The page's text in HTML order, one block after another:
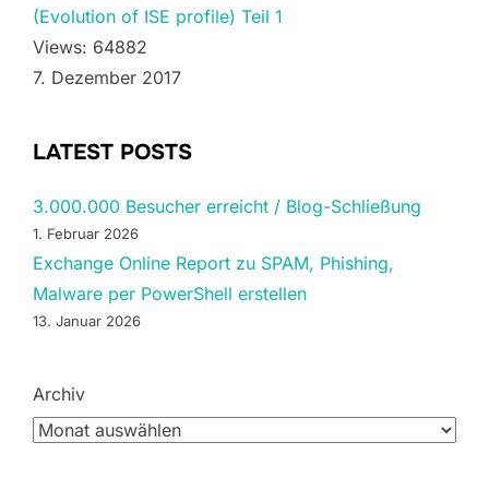
(Evolution of ISE profile) Teil 1
Views: 64882
7. Dezember 2017
LATEST POSTS
3.000.000 Besucher erreicht / Blog-Schließung
1. Februar 2026
Exchange Online Report zu SPAM, Phishing,
Malware per PowerShell erstellen
13. Januar 2026
Archiv